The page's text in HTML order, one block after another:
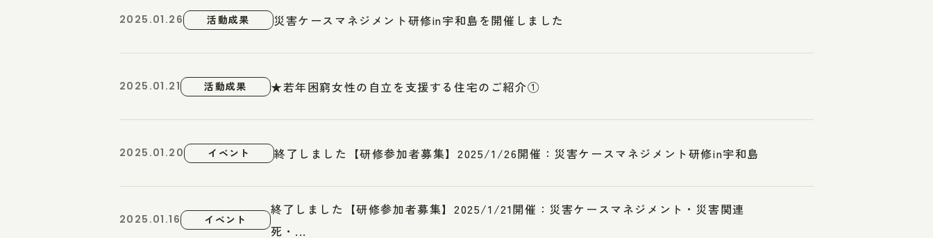
2025.01.26 活動成果 災害ケースマネジメント研修in宇和島を開催しました
2025.01.21 活動成果 ★若年困窮女性の自立を支援する住宅のご紹介①
2025.01.20 イベント 終了しました【研修参加者募集】2025/1/26開催：災害ケースマネジメント研修in宇和島
2025.01.16 イベント
終了しました【研修参加者募集】2025/1/21開催：災害ケースマネジメント・災害関連
死・...